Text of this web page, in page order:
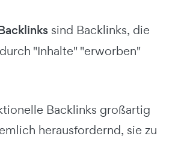
sind Backlinks, die
"Inhalte" "erworben"
Backlinks großartig
herausfordernd, sie zu